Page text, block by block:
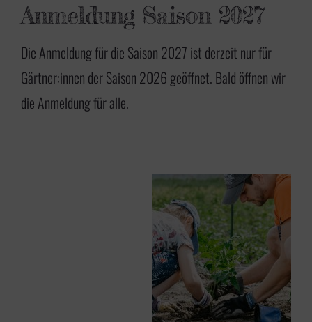
Anmeldung Saison 2027
Die Anmeldung für die Saison 2027 ist derzeit nur für
Gärtner:innen der Saison 2026 geöffnet. Bald öffnen wir
die Anmeldung für alle.